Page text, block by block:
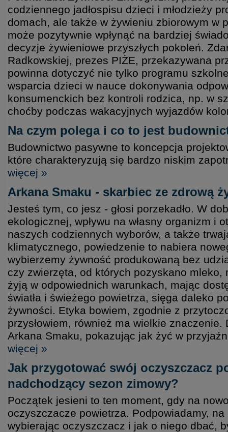
codziennego jadłospisu dzieci i młodzieży
domach, ale także w żywieniu zbiorowym w
może pozytywnie wpłynąć na bardziej
decyzje żywieniowe przyszłych pokoleń.
Radkowskiej, prezes PIŻE, przekazywana
powinna dotyczyć nie tylko programu
wsparcia dzieci w nauce dokonywania
konsumenckich bez kontroli rodzica, np. w
choćby podczas wakacyjnych wyjazdów
Na czym polega i co to jest
Budownictwo pasywne to koncepcja
które charakteryzują się bardzo niskim
więcej »
Arkana Smaku - skarbiec ze zdrową
Jesteś tym, co jesz - głosi porzekadło. W
ekologicznej, wpływu na własny organizm i
naszych codziennych wyborów, a także
klimatycznego, powiedzenie to nabiera
wybierzemy żywność produkowaną bez
czy zwierzęta, od których pozyskano mleko,
żyją w odpowiednich warunkach, mając
światła i świeżego powietrza, sięga daleko
żywności. Etyka bowiem, zgodnie z
przysłowiem, również ma wielkie
Arkana Smaku, pokazując jak żyć w
więcej »
Jak przygotować swój oczyszczacz
nadchodzący sezon zimowy?
Początek jesieni to ten moment, gdy na
oczyszczacze powietrza. Podpowiadamy,
wybierając oczyszczacz i jak o niego dbać,